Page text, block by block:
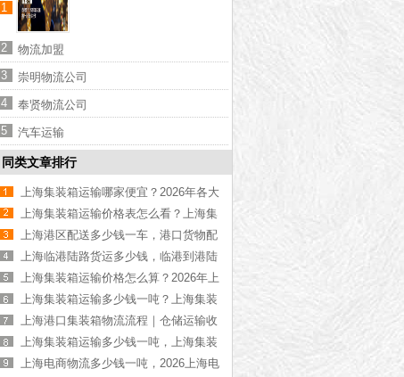
1
2
物流加盟
3
崇明物流公司
4
奉贤物流公司
5
汽车运输
同类文章排行
上海集装箱运输哪家便宜？2026年各大
物流公司推荐【最新更新】
上海集装箱运输价格表怎么看？上海集
装箱运输价格指南【最新更新】
上海港区配送多少钱一车，港口货物配
送服务收费价格表【含最新报价】
上海临港陆路货运多少钱，临港到港陆
路运输收费标准【含价格表】
上海集装箱运输价格怎么算？2026年上
海集装箱运输价格指南【最新更新】
上海集装箱运输多少钱一吨？上海集装
箱运输价格（含价格表）
上海港口集装箱物流流程｜仓储运输收
费标准2026｜港口物流【行业百科】
上海集装箱运输多少钱一吨，上海集装
箱运输价格（含价格表）
上海电商物流多少钱一吨，2026上海电